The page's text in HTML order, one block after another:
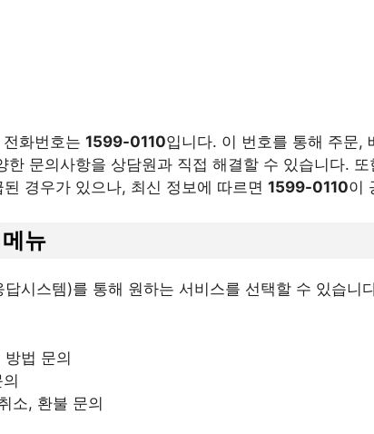
화번호는 1599-0110입니다. 이 번호를 통해 주문,
한 문의사항을 상담원과 직접 해결할 수 있습니다.
경우가 있으나, 최신 정보에 따르면 1599-0110이
뉴
시스템)를 통해 원하는 서비스를 선택할 수 있습니
방법 문의
소, 환불 문의